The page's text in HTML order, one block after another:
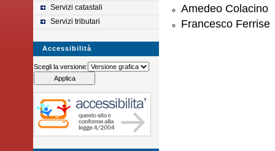
Servizi catastali
Servizi tributari
Accessibilità
Scegli la versione:
Amedeo Colacino
Francesco Ferrise